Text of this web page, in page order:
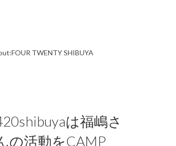
TWENTY SHIBUYA
は福嶋さ
の活動をCAMP